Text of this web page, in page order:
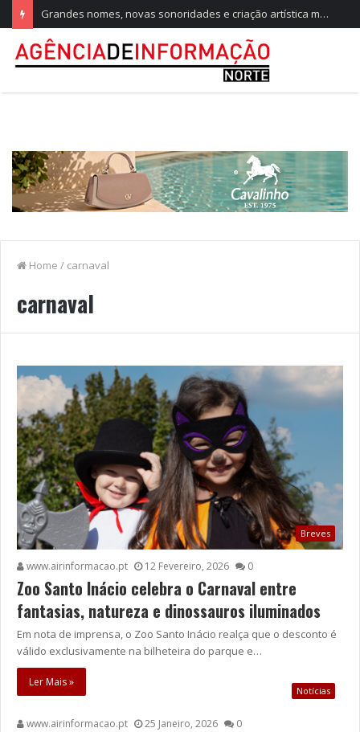
Grandes nomes, novas sonoridades e criação artística marcam a nova temporada do CTAL
Home / carnaval
carnaval
Breves
www.airinformacao.pt 12 Fevereiro, 2026 0
Zoo Santo Inácio celebra o Carnaval entre
fantasias, natureza e dinossauros iluminados
Em nota de imprensa, o Zoo Santo Inácio realça que o desconto é
válido exclusivamente na bilheteira do parque e…
Ler Mais »
Notícias
www.airinformacao.pt 25 Janeiro, 2026 0